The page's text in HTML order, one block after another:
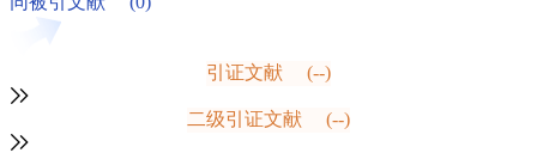
引证文献 (--)
二级引证文献 (--)